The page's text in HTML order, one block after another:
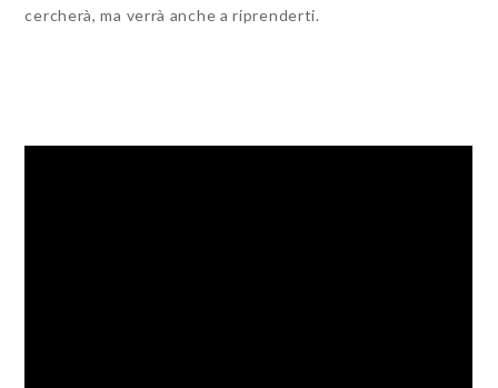
cercherà, ma verrà anche a riprenderti.